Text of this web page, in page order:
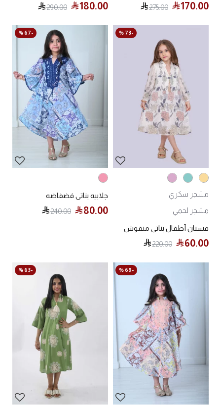
170.00
275.00
180.00
290.00
-73 %
مشجر سكري
مشجر لحمي
فستان أطفال بناتي منقوش
60.00
220.00
-67 %
جلابيه بناتي فضفاضه
80.00
240.00
-69 %
-63 %